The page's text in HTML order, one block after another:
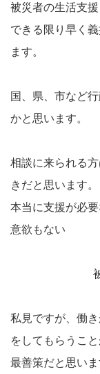
被災者の生活支
できる限り早く
ます。
国、県、市など
かと思います。
相談に来られる
きだと思います。
本当に支援が必
意欲もない
被災者か
私見ですが、働
をしてもらうこ
最善策だと思いま